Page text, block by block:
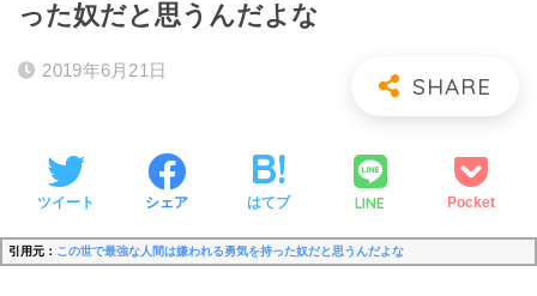
った奴だと思うんだよな
2019年6月21日
ツイート シェア はてブ LINE Pocket
引用元： この世で最強な人間は嫌われる勇気を持った奴だと思うんだよな